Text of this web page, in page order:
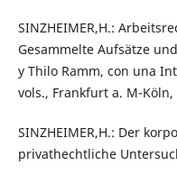
SINZHEIMER,H.:
Gesammelte Aufsätze
y Thilo Ramm, con una
vols., Frankfurt a. M-Köln,
SINZHEIMER,H.: Der
privathechtliche